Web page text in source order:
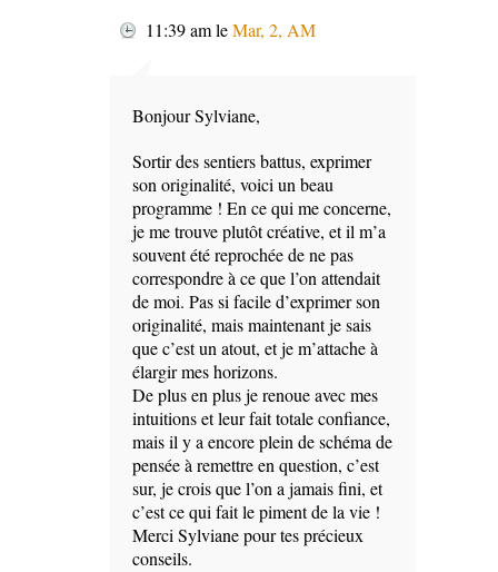
11:39 amleMar, 2, AM
Bonjour Sylviane,
Sortir des sentiers battus, exprimer
son originalité, voici un beau
programme ! En ce qui me concerne,
je me trouve plutôt créative, et il m’a
souvent été reprochée de ne pas
correspondre à ce que l’on attendait
de moi. Pas si facile d’exprimer son
originalité, mais maintenant je sais
que c’est un atout, et je m’attache à
élargir mes horizons.
De plus en plus je renoue avec mes
intuitions et leur fait totale confiance,
mais il y a encore plein de schéma de
pensée à remettre en question, c’est
sur, je crois que l’on a jamais fini, et
c’est ce qui fait le piment de la vie !
Merci Sylviane pour tes précieux
conseils.